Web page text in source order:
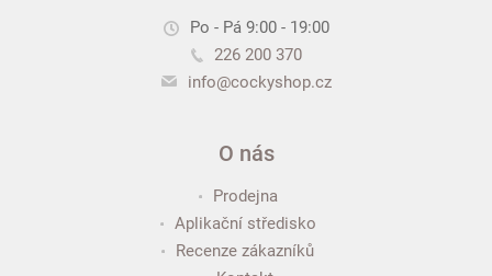
Po - Pá 9:00 - 19:00
226 200 370
info@cockyshop.cz
O nás
Prodejna
Aplikační středisko
Recenze zákazníků